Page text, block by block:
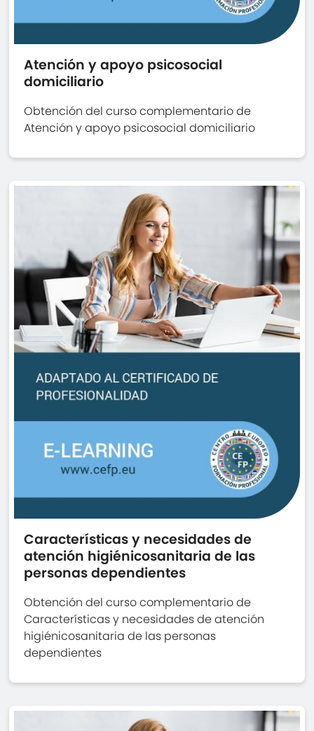
Atención y apoyo psicosocial
domiciliario
Obtención del curso complementario de
Atención y apoyo psicosocial domiciliario
Características y necesidades de
atención higiénicosanitaria de las
personas dependientes
Obtención del curso complementario de
Características y necesidades de atención
higiénicosanitaria de las personas
dependientes